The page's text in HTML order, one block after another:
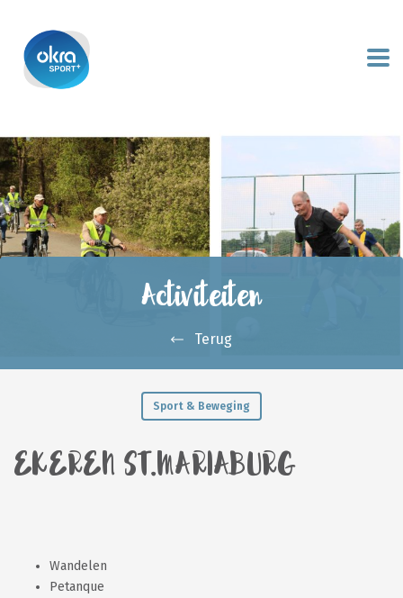
Activiteiten
Terug
Sport & Beweging
EKEREN ST.MARIABURG
Wandelen
Petanque